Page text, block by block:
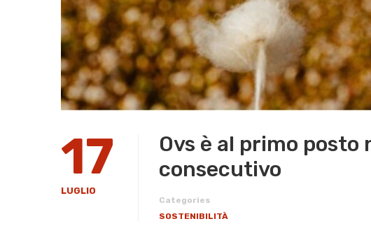
17
LUGLIO
​Ovs è al primo
consecutivo
Categories
SOSTENIBILITÀ